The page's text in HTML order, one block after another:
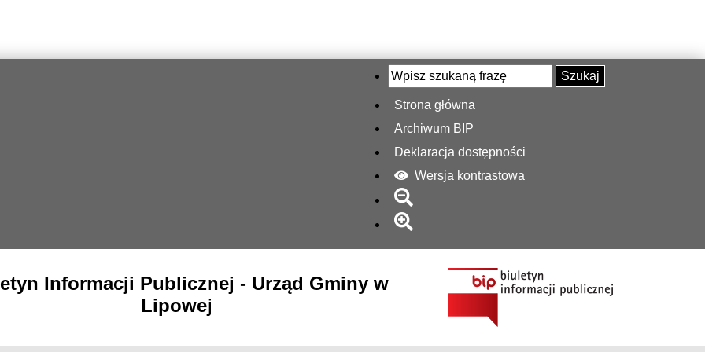
Szukaj
Strona główna
Archiwum BIP
Deklaracja dostępności
Wersja kontrastowa
Informacji Publicznej - Urząd Gminy w
Lipowej